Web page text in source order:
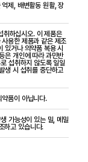
제, 배변활동 원활, 장
하십시오. 이 제품은
용한 제품과 같은 제조
있거나 의약품 복용 시
은 개인에 따라 과민반
섭취하지 않도록 일일
생 시 섭취를 중단하고
품이 아닙니다.
가능성이 있는 밀, 메밀
하고 있습니다.